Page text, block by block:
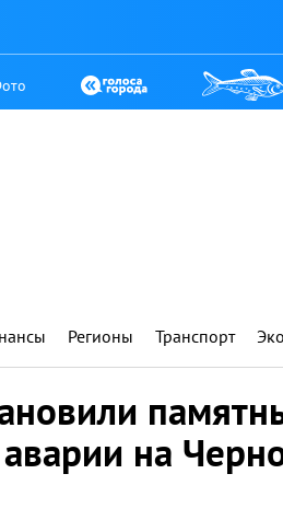
Регионы Транспорт
на